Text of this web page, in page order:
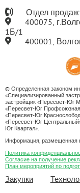
Отдел
400075,
1Б/1
400001,
© Определенная законом
«Специализированный
застройщик «Пересвет-Юг
«Пересвет-Юг
«Пересвет-Юг
«Пересвет-Юг
Юг Квартал».
Информация, размещенная
Политика
Согласие на получение
План мероприятий по
Закупки